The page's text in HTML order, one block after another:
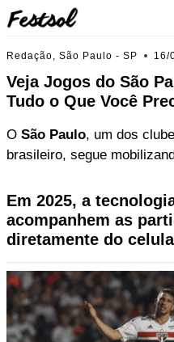
Skip
to
content
Redação, São Paulo - SP 16/
Veja Jogos do São
Tudo o Que Você
O São Paulo, um dos
brasileiro, segue
Em 2025, a
acompanhem as
diretamente do